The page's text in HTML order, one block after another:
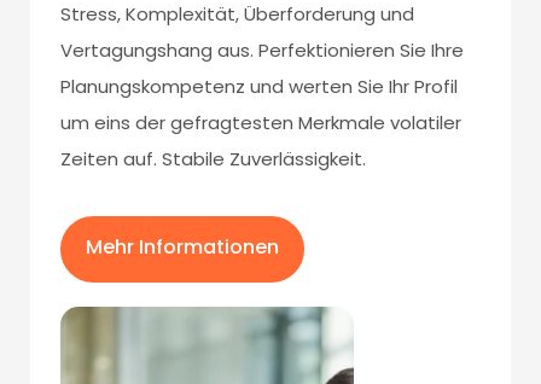
Stress, Komplexität, Überforderung und
Vertagungshang aus. Perfektionieren Sie Ihre
Planungskompetenz und werten Sie Ihr Profil
um eins der gefragtesten Merkmale volatiler
Zeiten auf. Stabile Zuverlässigkeit.
Mehr Informationen